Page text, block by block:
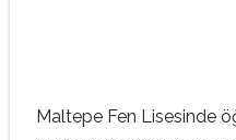
Maltepe Fen Lisesinde